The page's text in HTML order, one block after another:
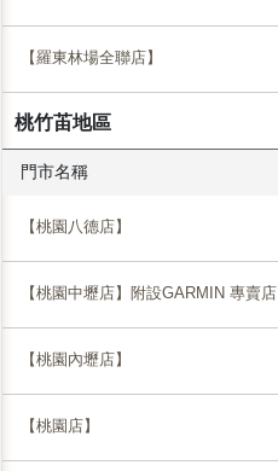
【羅東林場全聯店】
桃竹苖地區
門市名稱
【桃園八德店】
【桃園中壢店】附設GARMIN 專賣店
【桃園內壢店】
【桃園店】